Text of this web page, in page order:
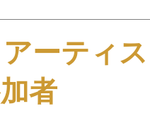
アーティ
者